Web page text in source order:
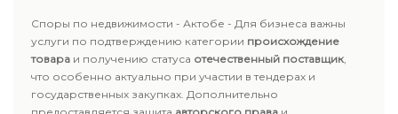
Споры по недвижимости - Актобе - Для бизнеса важны
услуги по подтверждению категории происхождение
товара и получению статуса отечественный поставщик,
что особенно актуально при участии в тендерах и
государственных закупках. Дополнительно